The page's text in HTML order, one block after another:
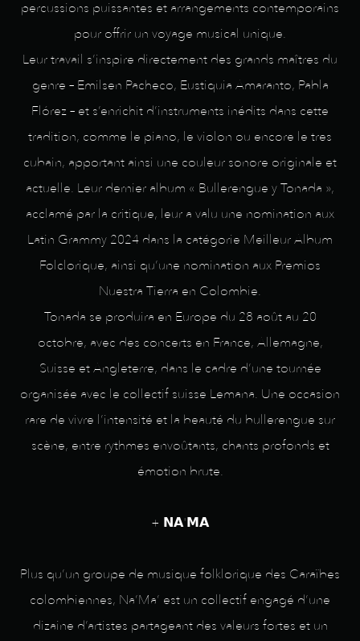
percussions puissantes et arrangements contemporains
pour offrir un voyage musical unique.
Leur travail s’inspire directement des grands maîtres du
genre – Emilsen Pacheco, Eustiquia Amaranto, Pabla
Flórez – et s’enrichit d’instruments inédits dans cette
tradition, comme le piano, le violon ou encore le tres
cubain, apportant ainsi une couleur sonore originale et
actuelle. Leur dernier album « Bullerengue y Tonada »,
acclamé par la critique, leur a valu une nomination aux
Latin Grammy 2024 dans la catégorie Meilleur Album
Folclorique, ainsi qu’une nomination aux Premios
Nuestra Tierra en Colombie.
Tonada se produira en Europe du 28 août au 20
octobre, avec des concerts en France, Allemagne,
Suisse et Angleterre, dans le cadre d’une tournée
organisée avec le collectif suisse Lemana. Une occasion
rare de vivre l’intensité et la beauté du bullerengue sur
scène, entre rythmes envoûtants, chants profonds et
émotion brute.
+ 𝗡𝗔'𝗠𝗔
Plus qu’un groupe de musique folklorique des Caraïbes
colombiennes, Na’Ma’ est un collectif engagé d’une
dizaine d’artistes partageant des valeurs fortes et un